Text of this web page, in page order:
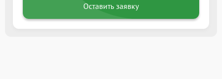
Оставить заявку